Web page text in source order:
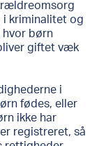
kriminalitet og
hvor børn
giftet væk
i
fødes, eller
ikke har
registreret, så